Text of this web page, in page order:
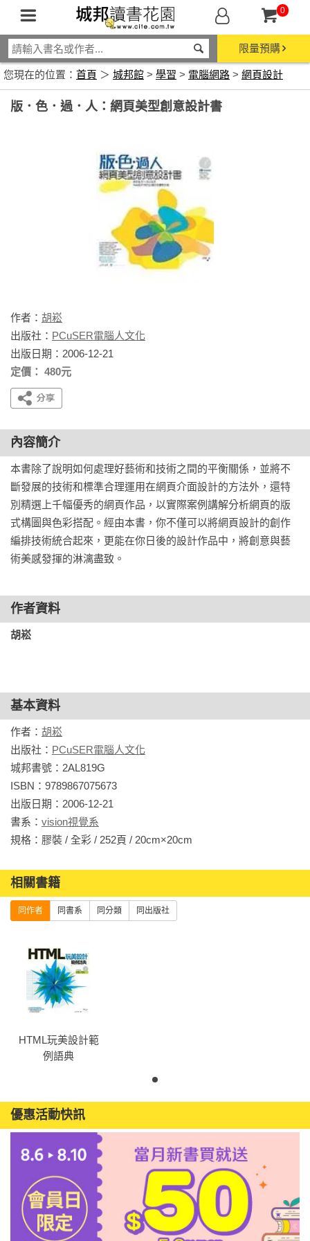
0
限量預購
您現在的位置： 首頁 ＞ 城邦館 > 學習 > 電腦網路 > 網頁設計
版．色．過．人：網頁美型創意設計書
作者： 胡崧
出版社： PCuSER電腦人文化
出版日期：2006-12-21
定價： 480元
內容簡介
本書除了說明如何處理好藝術和技術之間的平衡關係，並將不
斷發展的技術和標準合理運用在網頁介面設計的方法外，還特
別精選上千幅優秀的網頁作品，以實際案例講解分析網頁的版
式構圖與色彩搭配。經由本書，你不僅可以將網頁設計的創作
編排技術統合起來，更能在你日後的設計作品中，將創意與藝
術美感發揮的淋漓盡致。
作者資料
胡崧
基本資料
作者： 胡崧
出版社： PCuSER電腦人文化
城邦書號：2AL819G
ISBN：9789867075673
出版日期：2006-12-21
書系： vision視覺系
規格：膠裝 / 全彩 / 252頁 / 20cm×20cm
相關書籍
同作者 同書系 同分類 同出版社
HTML玩美設計範
例語典
優惠活動快訊